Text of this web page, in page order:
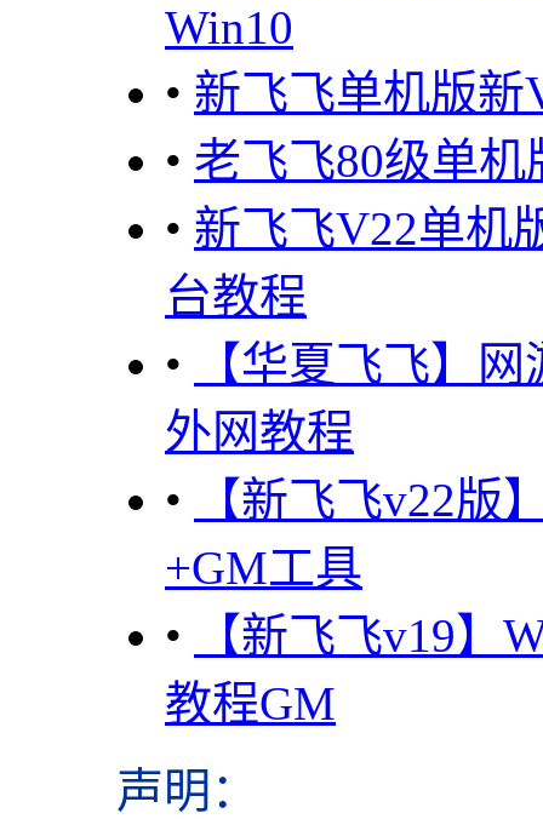
Win10
• 新飞飞单机版新
• 老飞飞80级单
• 新飞飞V22单机
台教程
•
【华夏飞飞】
外网教程
•
【新飞飞v22版
+GM工具
•
【新飞飞v19】
教程GM
声明 ：